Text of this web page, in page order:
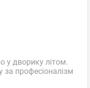
у дворику літом.
професіоналізм